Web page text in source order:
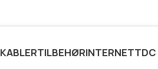
KABLERTILBEHØRINTERNETTDC